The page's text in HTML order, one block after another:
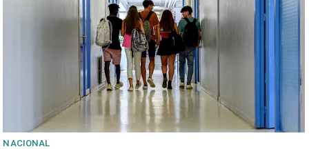
NACIONAL